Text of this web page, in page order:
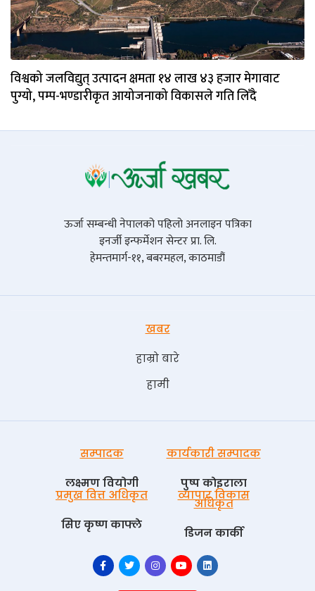
विश्वको जलविद्युत् उत्पादन क्षमता १४ लाख ४३ हजार मेगावाट
पुग्यो, पम्प-भण्डारीकृत आयोजनाको विकासले गति लिँदै
ऊर्जा सम्बन्धी नेपालको पहिलो अनलाइन पत्रिका
इनर्जी इन्फर्मेशन सेन्टर प्रा. लि.
हेमन्तमार्ग-११, बबरमहल, काठमाडौं
खबर
हाम्रो बारे
हामी
सम्पादक
लक्ष्मण वियोगी
कार्यकारी सम्पादक
पुष्प काेइराला
प्रमुख वित्त अधिकृत
सिए कृष्ण काफ्ले
व्यापार विकास
अधिकृत
डिजन कार्की